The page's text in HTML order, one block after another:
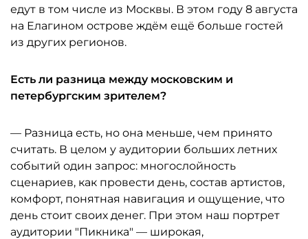
едут в том числе из Москвы. В этом году 8 августа
на Елагином острове ждём ещё больше гостей
из других регионов.
Есть ли разница между московским и
петербургским зрителем?
— Разница есть, но она меньше, чем принято
считать. В целом у аудитории больших летних
событий один запрос: многослойность
сценариев, как провести день, состав артистов,
комфорт, понятная навигация и ощущение, что
день стоит своих денег. При этом наш портрет
аудитории "Пикника" — широкая,